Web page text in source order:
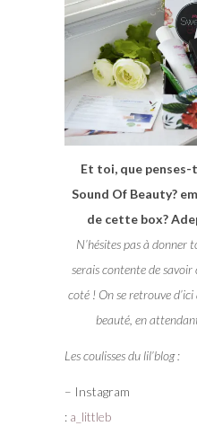
Et toi, que penses-
Sound Of Beauty?
de cette box?
N’hésites pas à donner
serais contente de savoir
coté ! On se retrouve
beauté, en
Les coulisses du lil’blog :
– Instagram
: a_littleb